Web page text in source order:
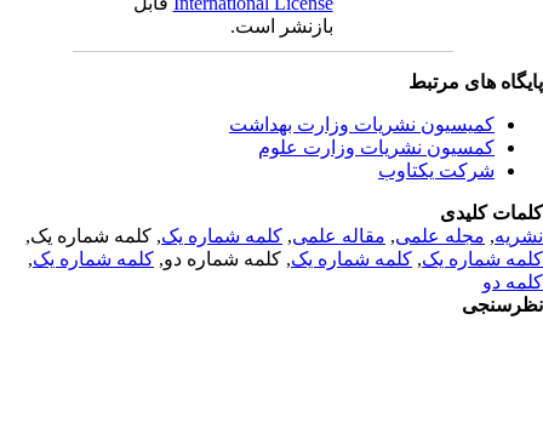
بازنشر است.
های مرتبط
کمیسیون نشریات وزارت بهداشت
کمسیون نشریات وزارت علوم
شرکت یکتاوب
کلیدی
,مجله علمی, مقاله علمی, کلمه شماره یک, کلمه شماره یک,
شماره یک,کلمه شماره یک, کلمه شماره دو,کلمه شماره یک,
دو